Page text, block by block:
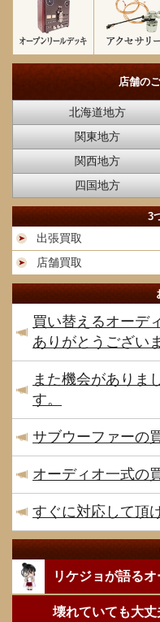
店舗の
北海道地方
関東地方
関西地方
四国地方
3
出張買取
店舗買取
買い替えるオーデ
ありがとうござい
また機会がありま
す。
サブウーファーの
オーディオ一式の
すぐに対応して頂
リケジョが語る
壊れていても大丈